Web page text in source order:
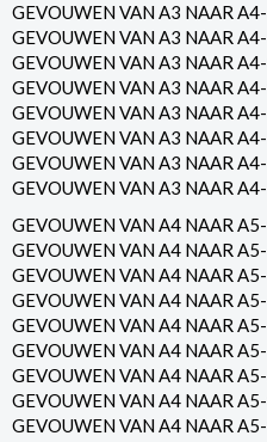
GEVOUWEN VAN A3 NAAR
GEVOUWEN VAN A3 NAAR
GEVOUWEN VAN A3 NAAR
GEVOUWEN VAN A3 NAAR
GEVOUWEN VAN A3 NAAR
GEVOUWEN VAN A3 NAAR
GEVOUWEN VAN A3 NAAR
GEVOUWEN VAN A3 NAAR
GEVOUWEN VAN A4 NAAR
GEVOUWEN VAN A4 NAAR
GEVOUWEN VAN A4 NAAR
GEVOUWEN VAN A4 NAAR
GEVOUWEN VAN A4 NAAR
GEVOUWEN VAN A4 NAAR
GEVOUWEN VAN A4 NAAR
GEVOUWEN VAN A4 NAAR
GEVOUWEN VAN A4 NAAR